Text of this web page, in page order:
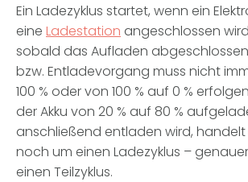
Ein Ladezyklus startet, wenn ein
eine Ladestation angeschlossen
sobald das Aufladen abgeschlossen
bzw. Entladevorgang muss nicht
100 % oder von 100 % auf 0 %
der Akku von 20 % auf 80 %
anschließend entladen wird, handelt
noch um einen Ladezyklus –
einen Teilzyklus.